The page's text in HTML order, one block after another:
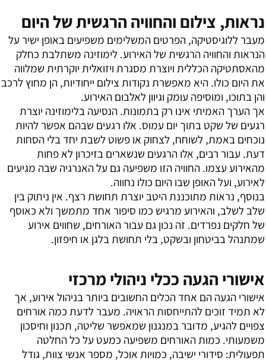
נראות, צילום והחוויה הרגשית של היום
מעבר ללוגיסטיקה, הפרטים המשלימים משפיעים באופן ישיר על
הנראות והחוויה הרגשית של האירוע. לימוזינה משתלבת כחלק
מהאסתטיקה הכללית ויוצרת מסגרת ויזואלית יוקרתית שמלווה
את היום כולו. היא מאפשרת נקודות צילום ייחודיות, הן מחוץ לרכב
והן בתוכו, ומוסיפה עומק וגיוון לאלבום האירוע.
אך הערך האמיתי אינו רק בתמונות. הנסיעה בלימוזינה יוצרת
רגעים של שקט בתוך יום עמוס. אלו רגעים שבהם אפשר להיות
נוכחים באמת, לשוחח, לצחוק או פשוט לשבת יחד בלי הסחות
דעת. עבור רבים, אלו הרגעים שנשארים בזיכרון לא פחות
מהאירוע עצמו. החוויה הזו משפיעה גם על האנרגיה שבה מגיעים
לאירוע, ועל האופן שבו היום כולו נחווה.
בנוסף, נראות מתוכננת היטב יוצרת תחושת רצף. אין ניתוק בין
שלב לשלב, והאירוע מרגיש כמו סיפור אחד מתמשך ולא כאוסף
של חלקים נפרדים. זה נכון גם עבור האורחים, שחווים אירוע
שמתנהל בביטחון ובשקט, בלי תחושת בלגן או חיפזון.
אישורי הגעה ככלי ניהולי מרכזי
אישורי הגעה הם אחד הכלים החשובים ביותר בניהול אירוע, אך
לא תמיד זוכים להתייחסות הראויה. מעבר לדעת כמה אורחים
צפויים להגיע, מדובר במנגנון שמאפשר שליטה, תכנון וחיסכון
משמעותי. כמות האורחים משפיעה כמעט על כל החלטה
תפעולית: סידורי ישיבה, כמויות אוכל, מספר אנשי צוות, גודל